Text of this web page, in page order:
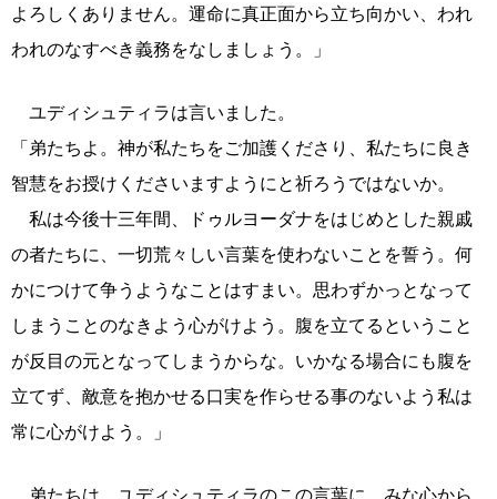
よろしくありません。運命に真正面から立ち向かい、われ
われのなすべき義務をなしましょう。」
ユディシュティラは言いました。
「弟たちよ。神が私たちをご加護くださり、私たちに良き
智慧をお授けくださいますようにと祈ろうではないか。
私は今後十三年間、ドゥルヨーダナをはじめとした親戚
の者たちに、一切荒々しい言葉を使わないことを誓う。何
かにつけて争うようなことはすまい。思わずかっとなって
しまうことのなきよう心がけよう。腹を立てるということ
が反目の元となってしまうからな。いかなる場合にも腹を
立てず、敵意を抱かせる口実を作らせる事のないよう私は
常に心がけよう。」
弟たちは、ユディシュティラのこの言葉に、みな心から